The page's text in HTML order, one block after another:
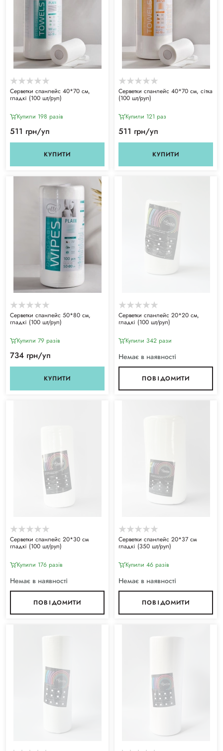
Серветки спанлейс 40*70 см,
гладкі (100 шт/рул)
Купили 198 разiв
511 грн/уп
КУПИТИ
Серветки спанлейс 40*70 см, сітка
(100 шт/рул)
Купили 121 раз
511 грн/уп
КУПИТИ
Серветки спанлейс 50*80 см,
гладкі (100 шт/рул)
Купили 79 разiв
734 грн/уп
КУПИТИ
Серветки спанлейс 20*20 см,
гладкі (100 шт/рул)
Купили 342 рази
Немає в наявності
ПОВІДОМИТИ
Серветки спанлейс 20*30 см
гладкі (100 шт/рул)
Купили 176 разiв
Немає в наявності
ПОВІДОМИТИ
Серветки спанлейс 20*37 см
гладкі (350 шт/рул)
Купили 46 разiв
Немає в наявності
ПОВІДОМИТИ